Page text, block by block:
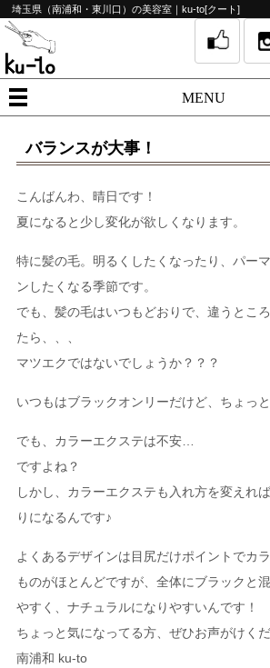
埼玉県（南浦和・東川口）の美容室｜ku-to[クート]
MENU
バランスが大事！
こんばんわ、晴日です！
夏になると少し変化が欲しくなります。
特に髪の毛。明るくしたくなったり、パー
ンしたくなる季節です。
でも、髪の毛はいつもどおりで、違うとこ
たら、、、
マツエクではないでしょうか？？？
いつもはブラックオンリーだけど、ちょっ
でも、カラーエクステは不安…
ですよね？
しかし、カラーエクステも入れ方を変えれ
りになるんです♪
よくあるデザインは目尻だけポイントでカ
ものがほとんどですが、全体にブラックと
やすく、ナチュラルになりやすいんです！
ちょっと気になってる方、ぜひお声がけくだ
南浦和 ku-to